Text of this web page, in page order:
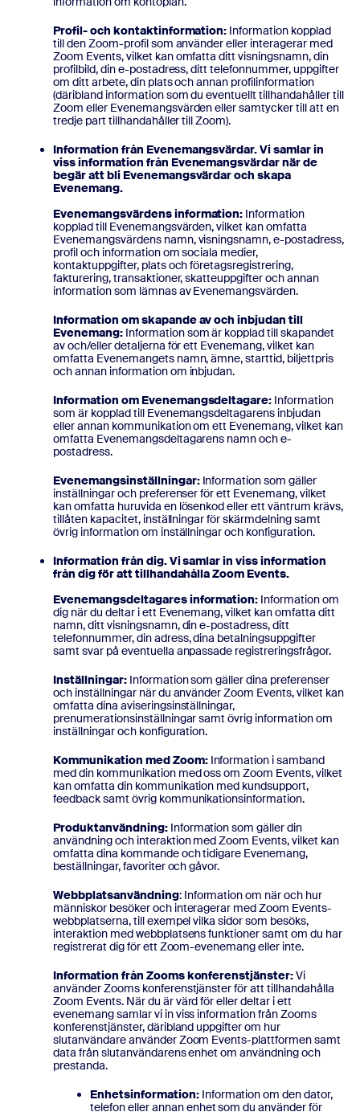
Profil- och kontaktinformation: Information kopplad
till den Zoom-profil som använder eller interagerar med
Zoom Events, vilket kan omfatta ditt visningsnamn, din
profilbild, din e-postadress, ditt telefonnummer, uppgifter
om ditt arbete, din plats och annan profilinformation
(däribland information som du eventuellt tillhandahåller till
Zoom eller Evenemangsvärden eller samtycker till att en
tredje part tillhandahåller till Zoom).
Information från Evenemangsvärdar. Vi samlar in
viss information från Evenemangsvärdar när de
begär att bli Evenemangsvärdar och skapa
Evenemang.
Evenemangsvärdens information: Information
kopplad till Evenemangsvärden, vilket kan omfatta
Evenemangsvärdens namn, visningsnamn, e-postadress,
profil och information om sociala medier,
kontaktuppgifter, plats och företagsregistrering,
fakturering, transaktioner, skatteuppgifter och annan
information som lämnas av Evenemangsvärden.
Information om skapande av och inbjudan till
Evenemang: Information som är kopplad till skapandet
av och/eller detaljerna för ett Evenemang, vilket kan
omfatta Evenemangets namn, ämne, starttid, biljettpris
och annan information om inbjudan.
Information om Evenemangsdeltagare: Information
som är kopplad till Evenemangsdeltagarens inbjudan
eller annan kommunikation om ett Evenemang, vilket kan
omfatta Evenemangsdeltagarens namn och e-
postadress.
Evenemangsinställningar: Information som gäller
inställningar och preferenser för ett Evenemang, vilket
kan omfatta huruvida en lösenkod eller ett väntrum krävs,
tillåten kapacitet, inställningar för skärmdelning samt
övrig information om inställningar och konfiguration.
Information från dig. Vi samlar in viss information
från dig för att tillhandahålla Zoom Events.
Evenemangsdeltagares information: Information om
dig när du deltar i ett Evenemang, vilket kan omfatta ditt
namn, ditt visningsnamn, din e-postadress, ditt
telefonnummer, din adress, dina betalningsuppgifter
samt svar på eventuella anpassade registreringsfrågor.
Inställningar:Information som gäller dina preferenser
och inställningar när du använder Zoom Events, vilket kan
omfatta dina aviseringsinställningar,
prenumerationsinställningar samt övrig information om
inställningar och konfiguration.
Kommunikation med Zoom:Information i samband
med din kommunikation med oss om Zoom Events, vilket
kan omfatta din kommunikation med kundsupport,
feedback samt övrig kommunikationsinformation.
Produktanvändning: Information som gäller din
användning och interaktion med Zoom Events, vilket kan
omfatta dina kommande och tidigare Evenemang,
beställningar, favoriter och gåvor.
Webbplatsanvändning: Information om när och hur
människor besöker och interagerar med Zoom Events-
webbplatserna, till exempel vilka sidor som besöks,
interaktion med webbplatsens funktioner samt om du har
registrerat dig för ett Zoom-evenemang eller inte.
Information från Zooms konferenstjänster:Vi
använder Zooms konferenstjänster för att tillhandahålla
Zoom Events. När du är värd för eller deltar i ett
evenemang samlar vi in viss information från Zooms
konferenstjänster, däribland uppgifter om hur
slutanvändare använder Zoom Events-plattformen samt
data från slutanvändarens enhet om användning och
prestanda.
Enhetsinformation: Information om den dator,
telefon eller annan enhet som du använder för